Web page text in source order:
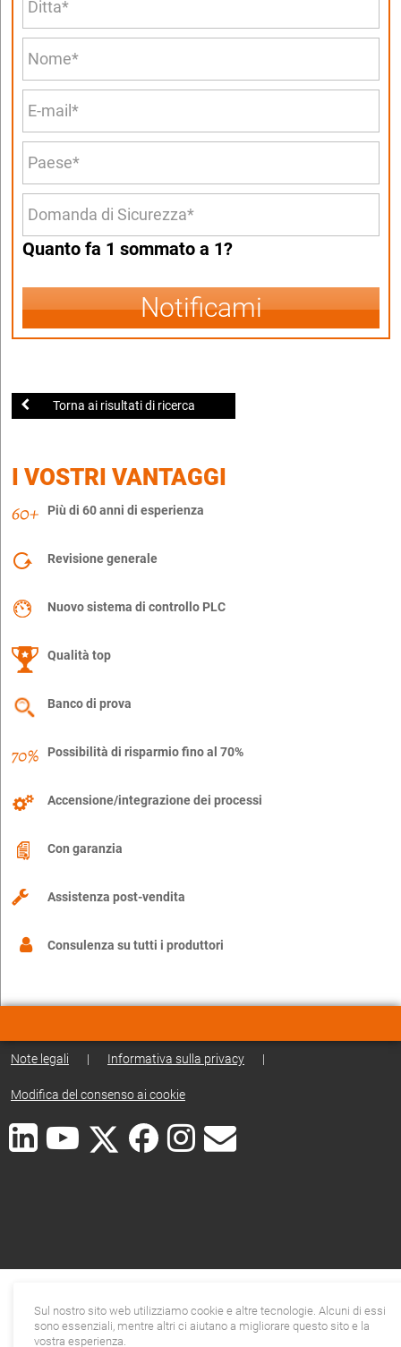
Quanto fa 1 sommato a 1?
Notificami
Torna ai risultati di ricerca
I VOSTRI VANTAGGI
Più di 60 anni di esperienza
Revisione generale
Nuovo sistema di controllo PLC
Qualità top
Banco di prova
Possibilità di risparmio fino al 70%
Accensione/integrazione dei processi
Con garanzia
Assistenza post-vendita
Consulenza su tutti i produttori
Note legali | Informativa sulla privacy |
Modifica del consenso ai cookie
Sul nostro sito web utilizziamo cookie e altre tecnologie. Alcuni di essi
sono essenziali, mentre altri ci aiutano a migliorare questo sito e la
vostra esperienza.